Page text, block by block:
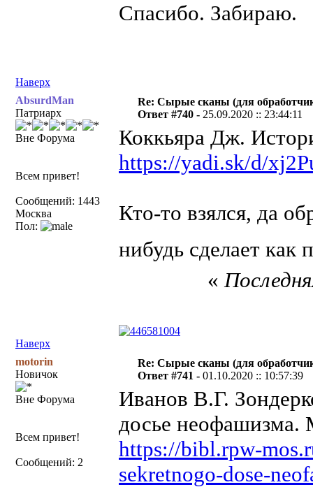
Спасибо. Забираю.
Наверх
AbsurdMan
Патриарх
Вне Форума
Всем привет!
Сообщений: 1443
Москва
Пол:
Re: Сырые сканы (для
Ответ #740 - 25.09.2020 :: 23:44:11
Коккьяра Дж.
https://yadi.sk/d/
Кто-то взялся, да
нибудь сделает как
Наверх
«
motorin
Новичок
Вне Форума
Всем привет!
Сообщений: 2
Re: Сырые сканы (для
Ответ #741 -01.10.2020 :: 10:57:39
Иванов В.Г.
досье неофашизма.
https://bibl.rpw-
sekretnogo-dose-